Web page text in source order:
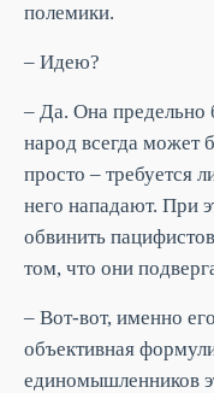
полемики.
– Идею?
– Да. Она предельно
народ всегда может
просто – требуется
него нападают. При
обвинить
том, что они
– Вот-вот, именно
объективная
единомышленников